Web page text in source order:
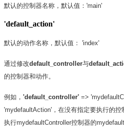
默认的控制器名称，默认值：'main'
'default_action'
默认的动作名称，默认值： 'index'
通过修改default_controller与
的控制器和动作。
例如， 'default_controller' =>
'mydefaultAction'，在没有指定要执行的
执行mydefaultController控制器的